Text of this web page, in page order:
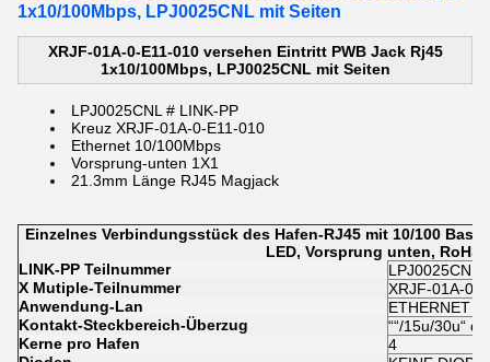
1x10/100Mbps, LPJ0025CNL mit Seiten
XRJF-01A-0-E11-010 versehen Eintritt PWB Jack Rj45
1x10/100Mbps, LPJ0025CNL mit Seiten
LPJ0025CNL # LINK-PP
Kreuz XRJF-01A-0-E11-010
Ethernet 10/100Mbps
Vorsprung-unten 1X1
21.3mm Länge RJ45 Magjack
Einzelnes Verbindungsstück des Hafen-RJ45 mit 10/100
LED, Vorsprung unten, RoHS
LINK-PP Teilnummer
LPJ0025CNL
X Mutiple-Teilnummer
XRJF-01A-0-
Anwendung-Lan
ETHERNET
Kontakt-Steckbereich-Überzug
““/15u/30u“
Kerne pro Hafen
4